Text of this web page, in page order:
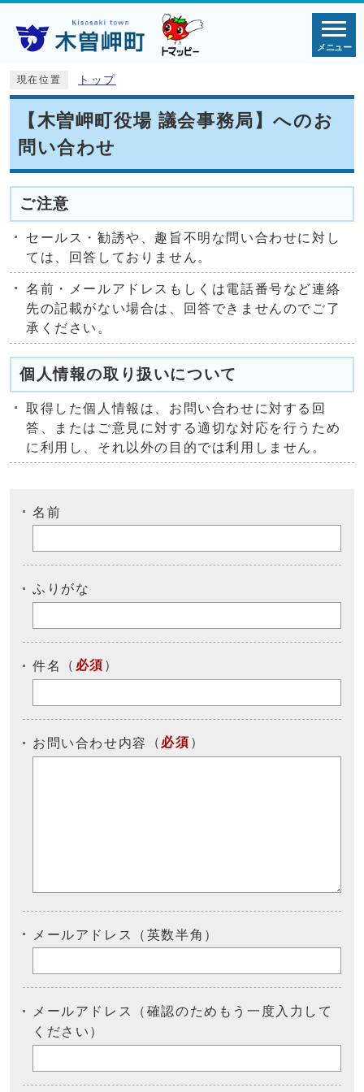
メニュー
現在位置 トップ
【木曽岬町役場 議会事務局】へのお
問い合わせ
ご注意
セールス・勧誘や、趣旨不明な問い合わせに対し
ては、回答しておりません。
名前・メールアドレスもしくは電話番号など連絡
先の記載がない場合は、回答できませんのでご了
承ください。
個人情報の取り扱いについて
取得した個人情報は、お問い合わせに対する回
答、またはご意見に対する適切な対応を行うため
に利用し、それ以外の目的では利用しません。
名前
ふりがな
件名 （ 必須 ）
お問い合わせ内容 （ 必須 ）
メールアドレス（英数半角）
メールアドレス（確認のためもう一度入力して
ください）